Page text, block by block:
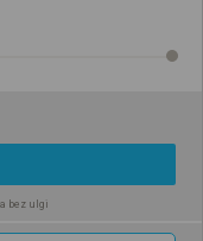
bez ulgi